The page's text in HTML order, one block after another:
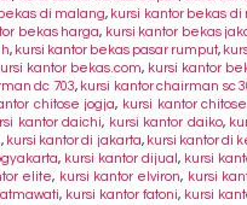
di malang, kursi kantor bekas di
bekas harga, kursi kantor bekas
, kursi kantor bekas pasar rumput,
kantor bekas.com, kursi kantor
dc 703, kursi kantor chairman sc
chitose jogja, kursi kantor
kantor daichi, kursi kantor daiko,
, kursi kantor di jakarta, kursi kantor di
, kursi kantor dijual , kursi
elite, kursi kantor elviron, kursi
, kursi kantor fatoni, kursi